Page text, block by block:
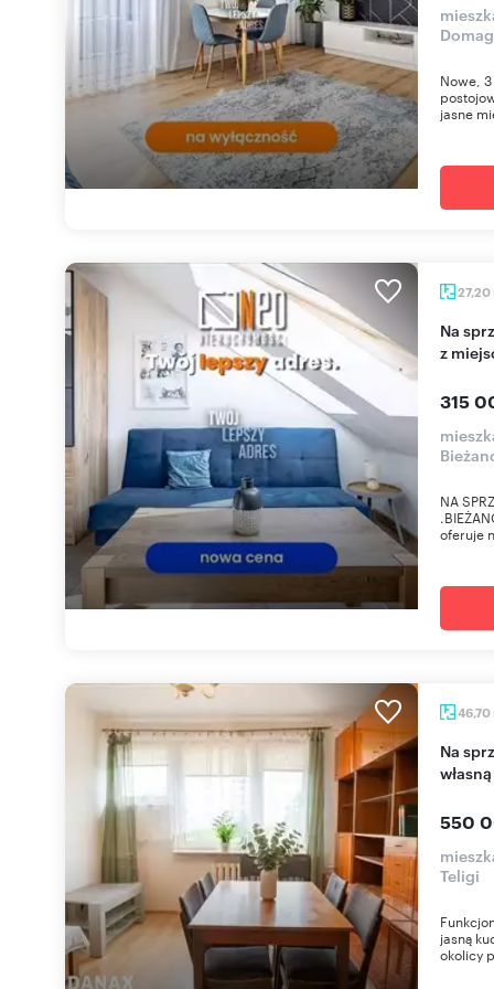
Nowe,
jasne
27,20
Na sprzedaż nowoczesne 2-pokojowe mieszkanie
z
315
NA
oferuje
46,70
Na sprzedaż przestronne 3 pokoje z balkonem i
550
Teligi
jasną
okolicy